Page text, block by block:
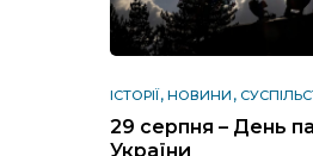
ІСТОРІЇ НОВИНИ
29 серпня – День
України